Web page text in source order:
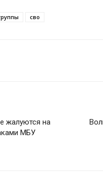
сво
жалуются на
МБУ